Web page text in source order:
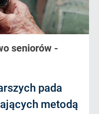
seniorów -
pada
metodą